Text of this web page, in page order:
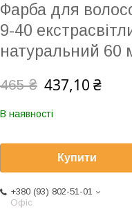
Фарба для
9-40
натуральний 60
465 ₴ 437,10 ₴
В наявності
Купити
+380 (93) 802-51-01
Офіс